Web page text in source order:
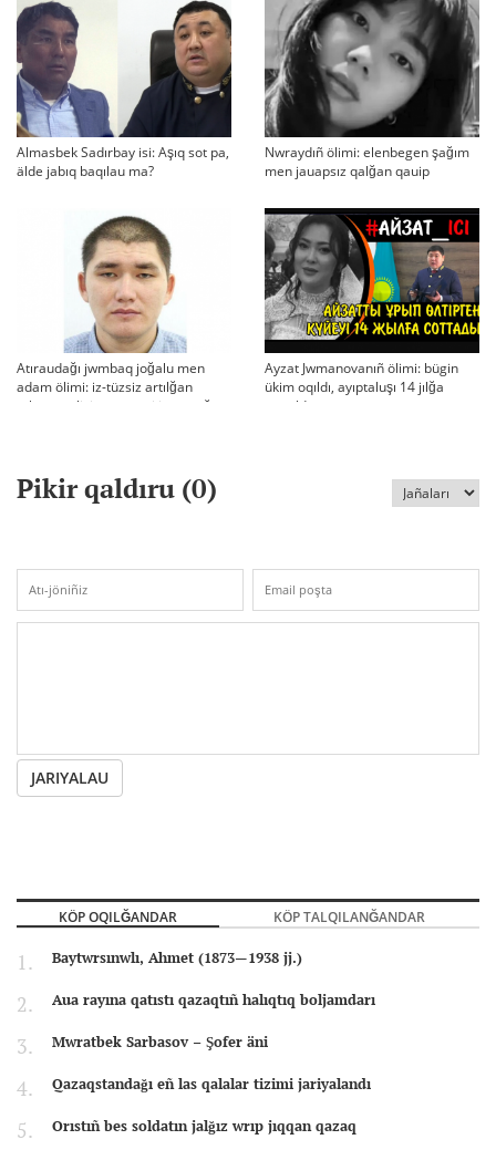
Almasbek Sadırbay isi: Aşıq sot pa,
älde jabıq baqılau ma?
Nwraydıñ ölimi: elenbegen şağım
men jauapsız qalğan qauip
Atıraudağı jwmbaq joğalu men
adam ölimi: iz-tüzsiz artılğan
otbası, policiya tergeui jäne qoğam
Ayzat Jwmanovanıñ ölimi: bügin
ükim oqıldı, ayıptaluşı 14 jılğa
sottaldı
Pikir qaldıru (0)
JARIYALAU
KÖP OQILĞANDAR KÖP TALQILANĞANDAR
Baytwrsınwlı, Ahmet (1873—1938 jj.)
Aua rayına qatıstı qazaqtıñ halıqtıq boljamdarı
Mwratbek Sarbasov – Şofer äni
Qazaqstandağı eñ las qalalar tizimi jariyalandı
Orıstıñ bes soldatın jalğız wrıp jıqqan qazaq